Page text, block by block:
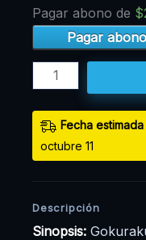
Pagar abono de $
Pagar abono
Fecha
octubre 11
Descripción
Sinopsis: